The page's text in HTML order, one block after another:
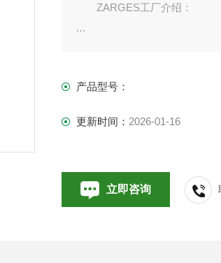
ZARGES工厂介绍：
作为欧洲家轻金属公司，
梯子的生产。拥有超过75年梯
产品型号：
更新时间： 2026-01-16
立即咨询